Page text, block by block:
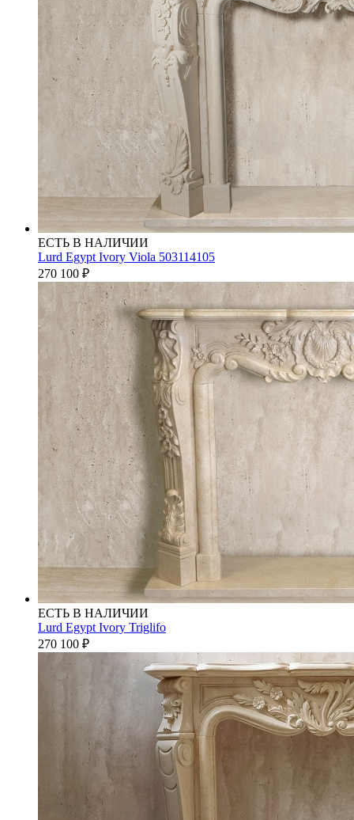
ЕСТЬ В НАЛИЧИИ
Lurd Egypt Ivory Viola 503114105
270 100 ₽
ЕСТЬ В НАЛИЧИИ
Lurd Egypt Ivory Triglifo
270 100 ₽